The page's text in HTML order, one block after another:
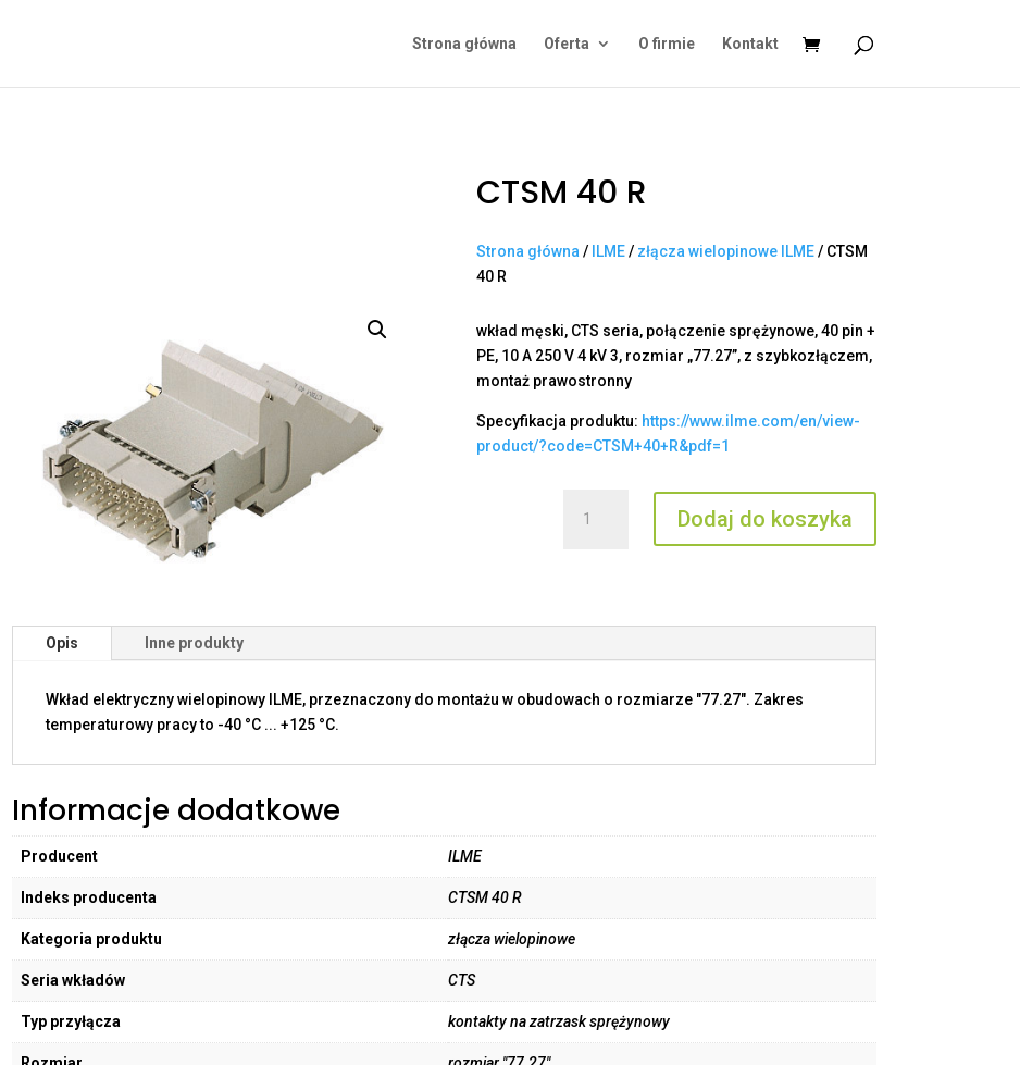
Strona główna Oferta O firmie Kontakt
CTSM 40 R
Strona główna / ILME/ złącza wielopinowe ILME/ CTSM
40 R
wkład męski, CTS seria, połączenie sprężynowe, 40 pin +
PE, 10 A 250 V 4 kV 3, rozmiar „77.27”, z szybkozłączem,
montaż prawostronny
Specyfikacja produktu: https://www.ilme.com/en/view-
product/?code=CTSM+40+R&pdf=1
CTSM
Dodaj do koszyka
Opis Inne produkty
Wkład elektryczny wielopinowy ILME, przeznaczony do montażu w obudowach o rozmiarze "77.27". Zakres
temperaturowy pracy to -40 °C ... +125 °C.
Informacje dodatkowe
Producent ILME
Indeks producenta CTSM 40 R
Kategoria produktu złącza wielopinowe
Seria wkładów CTS
Typ przyłącza kontakty na zatrzask sprężynowy